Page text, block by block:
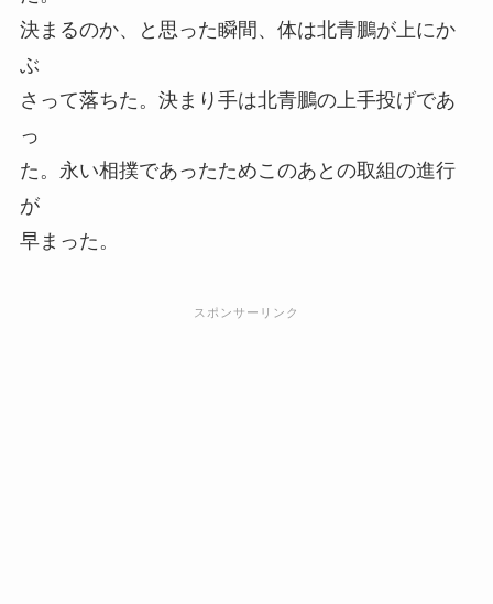
決まるのか、と思った瞬間、体は北青鵬が上にか
ぶ
さって落ちた。決まり手は北青鵬の上手投げであ
っ
た。永い相撲であったためこのあとの取組の進行
が
早まった。
スポンサーリンク